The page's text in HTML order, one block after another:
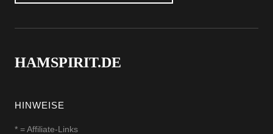
HAMSPIRIT.DE
HINWEISE
* = Affiliate-Links